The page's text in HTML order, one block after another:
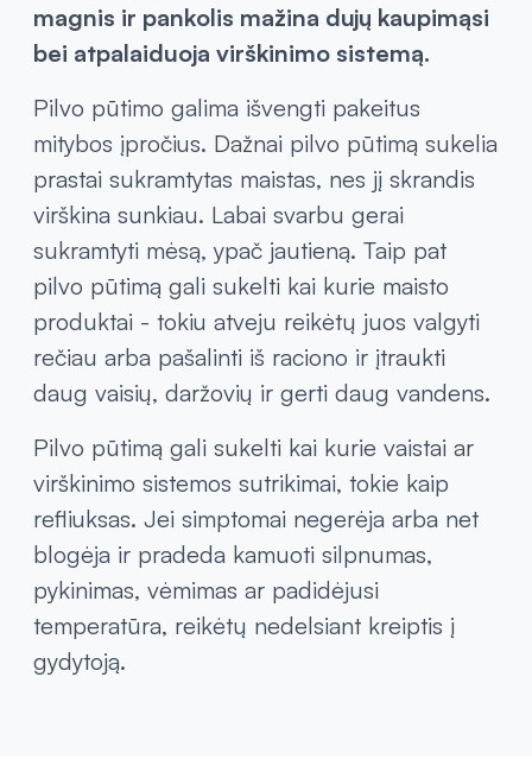
magnis ir pankolis mažina dujų kaupimąsi
bei atpalaiduoja virškinimo sistemą.
Pilvo pūtimo galima išvengti pakeitus
mitybos įpročius. Dažnai pilvo pūtimą sukelia
prastai sukramtytas maistas, nes jį skrandis
virškina sunkiau. Labai svarbu gerai
sukramtyti mėsą, ypač jautieną. Taip pat
pilvo pūtimą gali sukelti kai kurie maisto
produktai - tokiu atveju reikėtų juos valgyti
rečiau arba pašalinti iš raciono ir įtraukti
daug vaisių, daržovių ir gerti daug vandens.
Pilvo pūtimą gali sukelti kai kurie vaistai ar
virškinimo sistemos sutrikimai, tokie kaip
refliuksas. Jei simptomai negerėja arba net
blogėja ir pradeda kamuoti silpnumas,
pykinimas, vėmimas ar padidėjusi
temperatūra, reikėtų nedelsiant kreiptis į
gydytoją.